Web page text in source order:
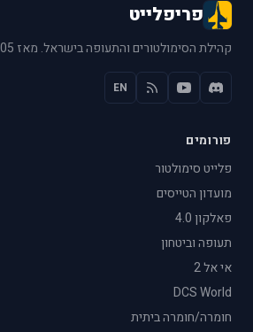
פריפלייט
קהילת הסימולטורים והתעופה בישראל. מאז 2005.
EN
פורומים
פלייט סימולטור
מועדון הטייסים
פאלקון 4.0
תעופה וביטחון
אי אל 2
DCS World
חומרה/חומרה ביתית